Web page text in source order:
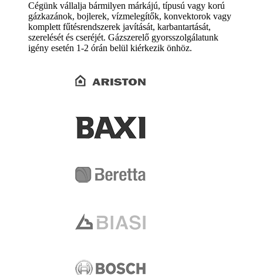
Cégünk vállalja bármilyen márkájú, típusú vagy korú
gázkazánok, bojlerek, vízmelegítők, konvektorok vagy
komplett fűtésrendszerek javítását, karbantartását,
szerelését és cseréjét. Gázszerelő gyorsszolgálatunk
igény esetén 1-2 órán belül kiérkezik önhöz.